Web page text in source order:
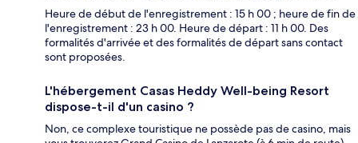
Heure de début de l'enregistrement : 15 h 00 ; heure de fin de
l'enregistrement : 23 h 00. Heure de départ : 11 h 00. Des
formalités d'arrivée et des formalités de départ sans contact
sont proposées.
L'hébergement Casas Heddy Well-being Resort
dispose-t-il d'un casino ?
Non, ce complexe touristique ne possède pas de casino, mais